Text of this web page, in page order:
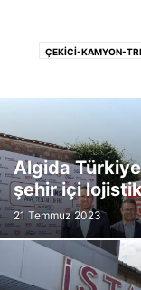
ÇEKICI-KAMYON-
Algida
şehir içi
21 Temmuz 2023